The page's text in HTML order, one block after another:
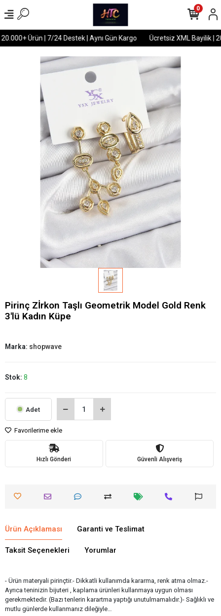
Ürün | 7/24 Destek | Aynı Gün Kargo Ücretsiz XML Bayilik |
0
Pirinç Zİrkon Taşlı Geometrik Model Gold Renk
3'lü Kadın Küpe
Marka: shopwave
Stok: 8
Adet
Favorilerime ekle
Hızlı Gönderi Güvenli Alışveriş
Ürün Açıklaması Garanti ve Teslimat
Taksit Seçenekleri Yorumlar
- Ürün materyali pirinçtir.- Dikkatli kullanımda kararma, renk atma olmaz.-
Ayrıca teninizin bijuteri , kaplama ürünleri kullanmaya uygun olması
gerekmektedir. (Bazı tenlerin karartma yaptığı unutulmamalıdır.)- Sağlıklı ve
mutlu günlerde kullanmanız dileğiyle…